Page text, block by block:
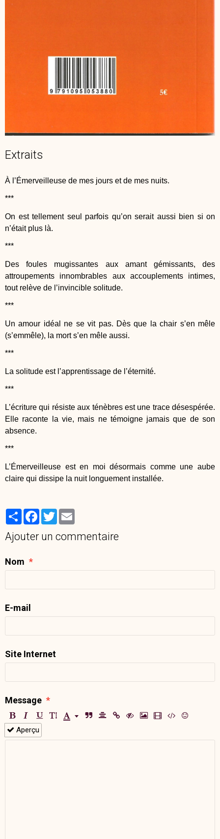
Extraits
À l’Émerveilleuse de mes jours et de mes nuits.
***
On est tellement seul parfois qu’on serait aussi bien si on
n’était plus là.
***
Des foules mugissantes aux amant gémissants, des
attroupements innombrables aux accouplements intimes,
tout relève de l’invincible solitude.
***
Un amour idéal ne se vit pas. Dès que la chair s’en mêle
(s’emmêle), la mort s’en mêle aussi.
***
La solitude est l’apprentissage de l’éternité.
***
L’écriture qui résiste aux ténèbres est une trace désespérée.
Elle raconte la vie, mais ne témoigne jamais que de son
absence.
***
L’Émerveilleuse est en moi désormais comme une aube
claire qui dissipe la nuit longuement installée.
PartagerFacebook
Twitter
Ajouter un commentaire
Nom
E-mail
Site Internet
Message
Aperçu